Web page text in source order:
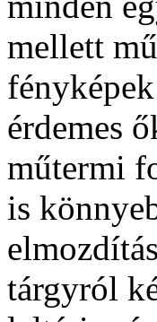
mellett
érdemes
műtermi
is
tárgyról